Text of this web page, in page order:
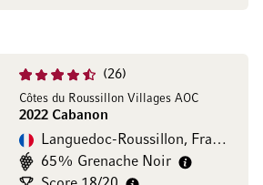
26
Côtes du Roussillon Villages AOC
2022 Cabanon
Languedoc-Roussillon, Frankreich
65% Grenache Noir